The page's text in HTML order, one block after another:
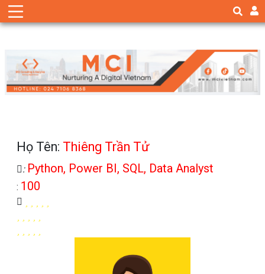
Họ Tên: Thiêng Trần Tử
: Python, Power BI, SQL, Data Analyst
: 100